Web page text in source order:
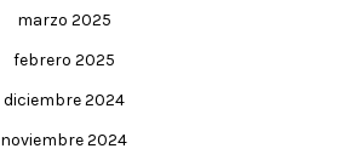
marzo 2025
febrero 2025
diciembre 2024
noviembre 2024